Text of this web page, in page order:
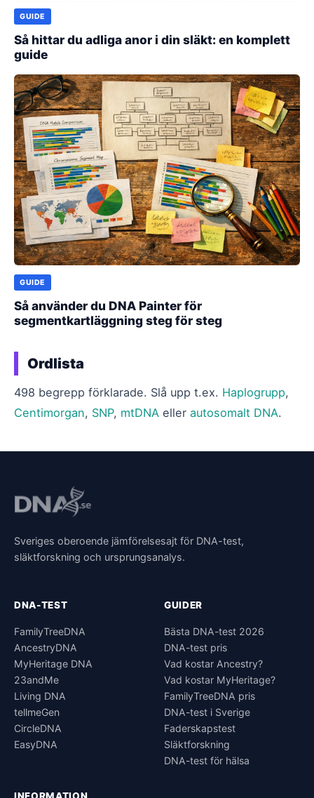
GUIDE
Så hittar du adliga anor i din släkt: en komplett
guide
GUIDE
Så använder du DNA Painter för
segmentkartläggning steg för steg
Ordlista
498 begrepp förklarade. Slå upp t.ex. Haplogrupp,
Centimorgan, SNP, mtDNA eller autosomalt DNA.
Sveriges oberoende jämförelsesajt för DNA-test,
släktforskning och ursprungsanalys.
DNA-TEST
FamilyTreeDNA
AncestryDNA
MyHeritage DNA
23andMe
Living DNA
tellmeGen
CircleDNA
EasyDNA
GUIDER
Bästa DNA-test 2026
DNA-test pris
Vad kostar Ancestry?
Vad kostar MyHeritage?
FamilyTreeDNA pris
DNA-test i Sverige
Faderskapstest
Släktforskning
DNA-test för hälsa